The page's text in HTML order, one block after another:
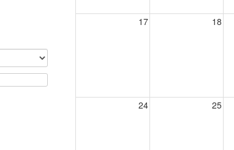
17 18
24 25